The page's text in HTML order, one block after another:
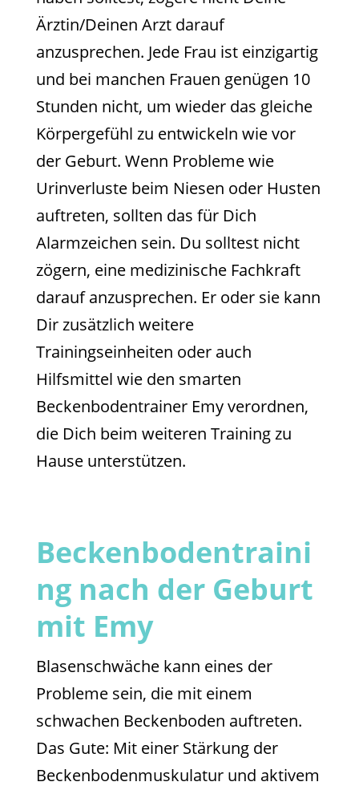
Ärztin/Deinen Arzt darauf
anzusprechen. Jede Frau ist einzigartig
und bei manchen Frauen genügen 10
Stunden nicht, um wieder das gleiche
Körpergefühl zu entwickeln wie vor
der Geburt. Wenn Probleme wie
Urinverluste beim Niesen oder Husten
auftreten, sollten das für Dich
Alarmzeichen sein. Du solltest nicht
zögern, eine medizinische Fachkraft
darauf anzusprechen. Er oder sie kann
Dir zusätzlich weitere
Trainingseinheiten oder auch
Hilfsmittel wie den smarten
Beckenbodentrainer Emy verordnen,
die Dich beim weiteren Training zu
Hause unterstützen.
Beckenbodentraini
ng nach der Geburt
mit Emy
Blasenschwäche kann eines der
Probleme sein, die mit einem
schwachen Beckenboden auftreten.
Das Gute: Mit einer Stärkung der
Beckenbodenmuskulatur und aktivem